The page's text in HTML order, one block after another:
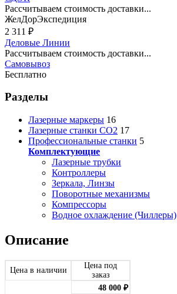
Рассчитываем стоимость доставки...
ЖелДорЭкспедиция
2 311 ₽
Деловые Линии
Рассчитываем стоимость доставки...
Самовывоз
Бесплатно
Разделы
Лазерные маркеры 16
Лазерные станки CO2 17
Профессиональные станки 5
Комплектующие
Лазерные трубки
Контроллеры
Зеркала, Линзы
Поворотные механизмы
Компрессоры
Водное охлаждение (Чиллеры)
Описание
Цена в наличии
Цена под
заказ
48 000 ₽